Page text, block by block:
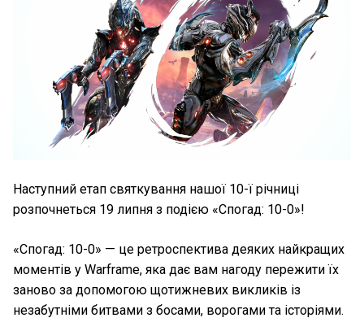
Наступний етап святкування нашої 10-ї річниці
розпочнеться 19 липня з подією «Спогад: 10-0»!
«Спогад: 10-0» — це ретроспектива деяких найкращих
моментів у Warframe, яка дає вам нагоду пережити їх
заново за допомогою щотижневих викликів із
незабутніми битвами з босами, ворогами та історіями.